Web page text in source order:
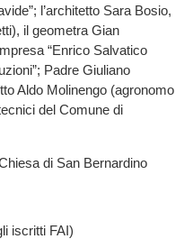
l’architetto Sara Bosio,
il geometra Gian
“Enrico Salvatico
Padre Giuliano
Aldo Molinengo (agronomo
del Comune di
di San Bernardino
iscritti FAI)